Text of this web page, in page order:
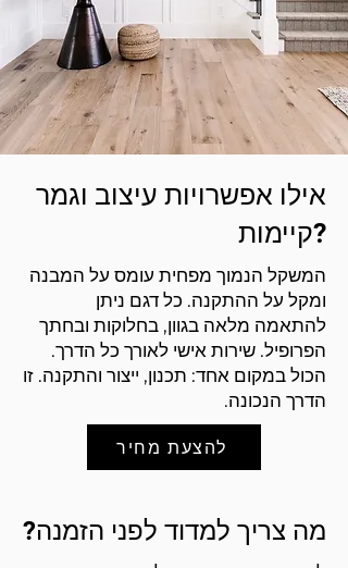
אילו אפשרויות עיצוב וגמר
קיימות?
המשקל הנמוך מפחית עומס על המבנה
ומקל על ההתקנה. כל דגם ניתן
להתאמה מלאה בגוון, בחלוקות ובחתך
הפרופיל. שירות אישי לאורך כל הדרך.
הכול במקום אחד: תכנון, ייצור והתקנה. זו
הדרך הנכונה.
להצעת מחיר
מה צריך למדוד לפני הזמנה?